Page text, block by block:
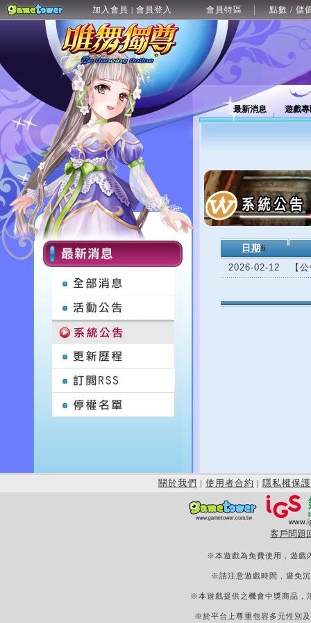
加入會員 | 會員登入 會員特區 點數 / 儲
最新消息 遊戲
日期 6
2026-02-12
【
關於我們 | 使用者合約 | 隱私權保護
客戶問題
※本遊戲為免費使用，遊戲
※請注意遊戲時間，避免
※本遊戲提供之機會中獎商品，
※於平台上尊重包容多元性別